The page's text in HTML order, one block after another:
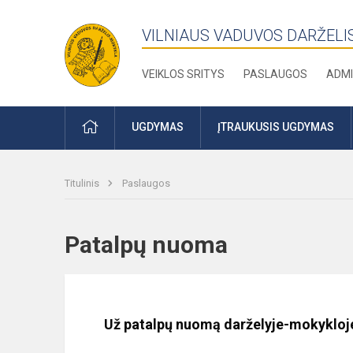
VILNIAUS VADUVOS
VEIKLOS SRITYS PASLAUGOS
PRADŽIAUGDYMAS ĮTRAUKUSIS UGDYMAS
Titulinis Paslaugos
Patalpų nuoma
Už patalpų nuomą darželyje-